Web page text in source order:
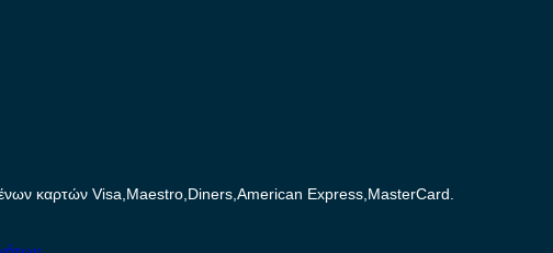
καρτών Visa,Maestro,Diners,American Express,MasterCard.